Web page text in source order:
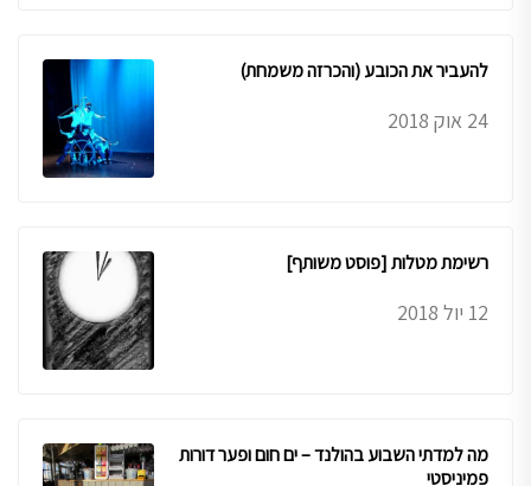
להעביר את הכובע (והכרזה משמחת)
24 אוק 2018
רשימת מטלות [פוסט משותף]
12 יול 2018
מה למדתי השבוע בהולנד – ים חום ופער דורות
פמיניסטי